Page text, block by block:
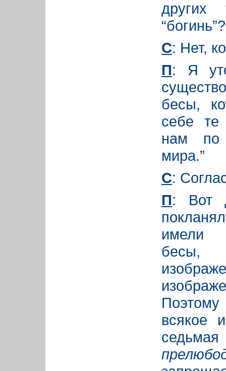
других
“богинь”?
С: Нет,
П: Я
бесы,
себе те
нам по
мира.”
С:
П: Вот
имели
бесы,
Поэтому
всякое